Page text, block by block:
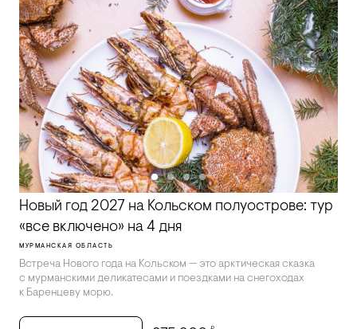
Новый год 2027 на Кольском полуострове: тур
«все включено» на 4 дня
МУРМАНСКАЯ ОБЛАСТЬ
Встреча Нового года на Кольском — это арктическая сказка
с мурманскими деликатесами и поездками на снегоходах
к Баренцеву морю.